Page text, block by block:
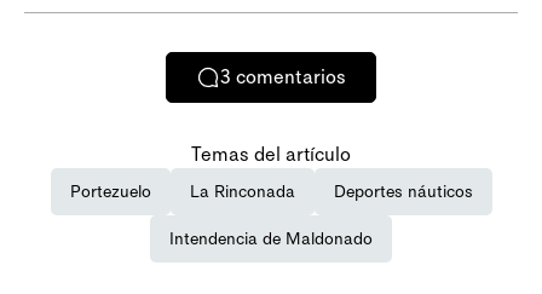
3 comentarios
Temas del artículo
Portezuelo La Rinconada Deportes náuticos
Intendencia de Maldonado